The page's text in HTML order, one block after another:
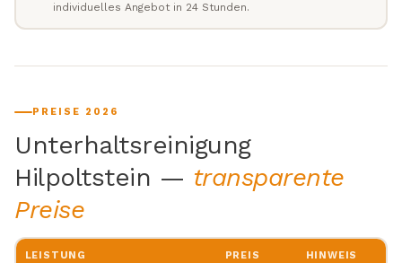
individuelles Angebot in 24 Stunden.
PREISE 2026
Unterhaltsreinigung
Hilpoltstein — transparente
Preise
LEISTUNG PREIS HINWEIS